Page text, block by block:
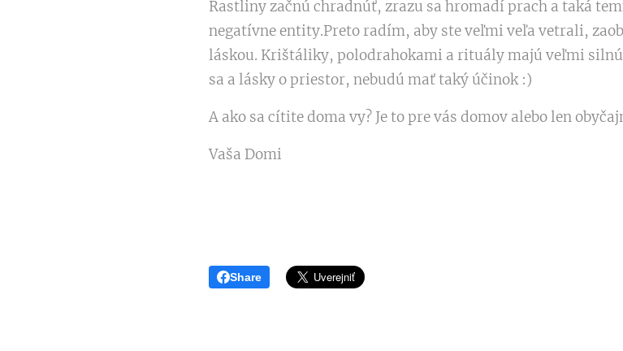
Rastliny začnú chradnúť, zrazu sa hromadí prach a taká
negatívne entity.Preto radím, aby ste veľmi veľa vetrali,
láskou. Krištáliky, polodrahokami a rituály majú veľmi silnú
sa a lásky o priestor, nebudú mať taký účinok :)
A ako sa cítite doma vy? Je to pre vás domov alebo len
Vaša Domi
Share